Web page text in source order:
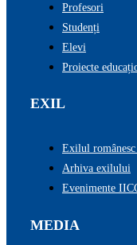
Profesori
Studenți
Elevi
Proiecte
EXIL
Exilul
Arhiva exilului
Evenimente
MEDIA